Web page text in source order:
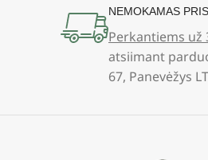
NEMOKAMAS
Perkantiems už
atsiimant
67, Panevėžys